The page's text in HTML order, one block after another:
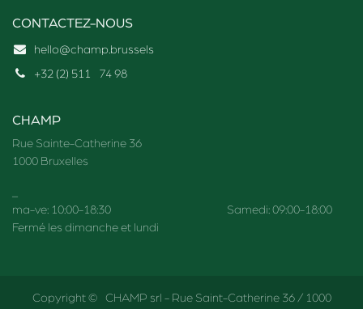
CONTACTEZ-NOUS
hello@champ.brussels
+32 (2) 511 74 98
CHAMP
Rue Sainte-Catherine 36
1000 Bruxelles
ma-ve: 10:00-18:30 Samedi: 09:00-18:00
Fermé les dimanche et lundi
Copyright © CHAMP srl - Rue Saint-Catherine 36 / 1000